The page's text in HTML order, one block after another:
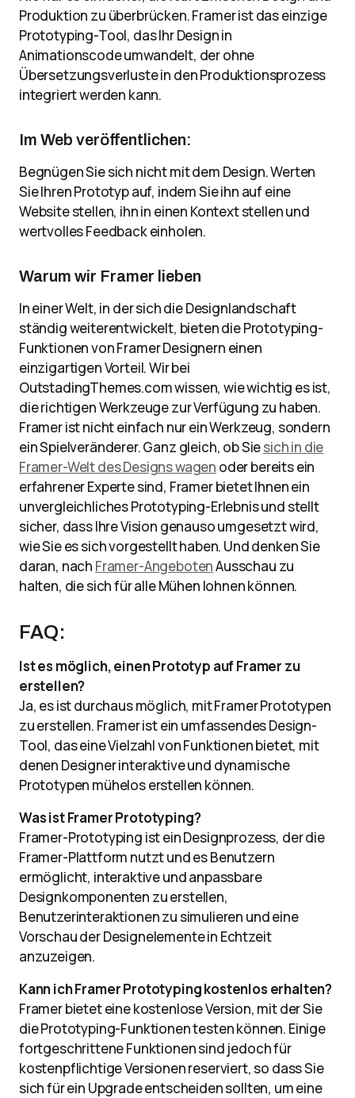
Produktion zu überbrücken. Framer ist das einzige
Prototyping-Tool, das Ihr Design in
Animationscode umwandelt, der ohne
Übersetzungsverluste in den Produktionsprozess
integriert werden kann.
Im Web veröffentlichen:
Begnügen Sie sich nicht mit dem Design. Werten
Sie Ihren Prototyp auf, indem Sie ihn auf eine
Website stellen, ihn in einen Kontext stellen und
wertvolles Feedback einholen.
Warum wir Framer lieben
In einer Welt, in der sich die Designlandschaft
ständig weiterentwickelt, bieten die Prototyping-
Funktionen von Framer Designern einen
einzigartigen Vorteil. Wir bei
OutstadingThemes.com wissen, wie wichtig es ist,
die richtigen Werkzeuge zur Verfügung zu haben.
Framer ist nicht einfach nur ein Werkzeug, sondern
ein Spielveränderer. Ganz gleich, ob Siesich in die
Framer-Welt des Designs wagen oder bereits ein
erfahrener Experte sind, Framer bietet Ihnen ein
unvergleichliches Prototyping-Erlebnis und stellt
sicher, dass Ihre Vision genauso umgesetzt wird,
wie Sie es sich vorgestellt haben. Und denken Sie
daran, nach Framer-AngebotenAusschau zu
halten, die sich für alle Mühen lohnen können.
FAQ:
Ist es möglich, einen Prototyp auf Framer zu
erstellen?
Ja, es ist durchaus möglich, mit Framer Prototypen
zu erstellen. Framer ist ein umfassendes Design-
Tool, das eine Vielzahl von Funktionen bietet, mit
denen Designer interaktive und dynamische
Prototypen mühelos erstellen können.
Was ist Framer Prototyping?
Framer-Prototyping ist ein Designprozess, der die
Framer-Plattform nutzt und es Benutzern
ermöglicht, interaktive und anpassbare
Designkomponenten zu erstellen,
Benutzerinteraktionen zu simulieren und eine
Vorschau der Designelemente in Echtzeit
anzuzeigen.
Kann ichFramer Prototyping kostenlos erhalten?
Framer bietet eine kostenlose Version, mit der Sie
die Prototyping-Funktionen testen können. Einige
fortgeschrittene Funktionen sind jedoch für
kostenpflichtige Versionen reserviert, so dass Sie
sich für ein Upgrade entscheiden sollten, um eine